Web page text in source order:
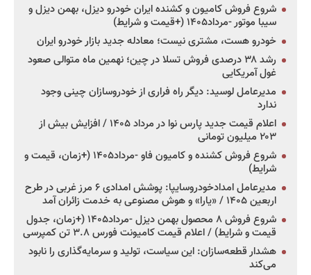
شروع فروش کامیون و کشنده ایران خودرو دیزل، بهمن دیزل و
سیبا موتور -مرداد۱۴۰۵ (+قیمت و شرایط)
خودرو هست، مشتری نیست؛ معادله جدید بازار خودرو ایران
رشد ۳۸ درصدی فروش تسلا در چین؛ نهمین ماه متوالی صعود
غول آمریکایی
مدیرعامل لوسید: دیگر راه فراری از خودروسازان چینی وجود
ندارد
اعلام قیمت جدید پارس نوا در مرداد ۱۴۰۵ / افزایش بیش از
۲۰۳ میلیون تومانی
شروع فروش کشنده و کامیون فاو -مرداد۱۴۰۵ (+زمان، قیمت و
شرایط)
مدیرعامل امدادخودروسایپا: پوشش امدادی ۶ مرز غربی در طرح
اربعین ۱۴۰۵ / «یارا» و هوش مصنوعی به خدمت زائران آمد
شروع فروش ۸ محصول بهمن دیزل -مرداد۱۴۰۵ (+زمان، جدول
قیمت و شرایط) / اعلام قیمت کامیونت فورس ۳.۸ تن کمپرسی
هشدار قطعه‌سازان: این سیاست، تولید و سرمایه‌گذاری را نابود
می‌کند